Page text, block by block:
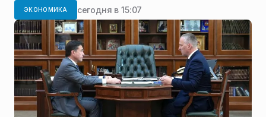
ЭКОНОМИКА сегодня в 15:07